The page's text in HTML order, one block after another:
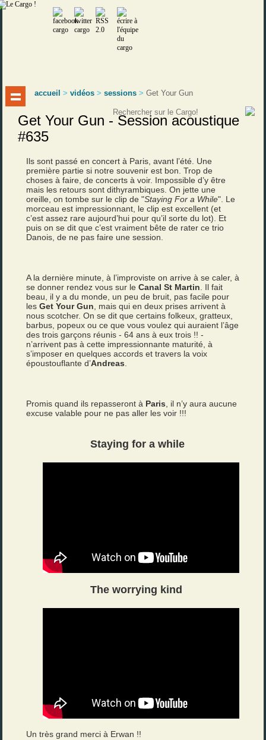
accueil >vidéos >sessions >Get Your Gun
Get Your Gun - Session acoustique
#635
Ils sont passé en concert à Paris, avant l’été. Une
première partie si notre souvenir est bon. Trop de
choses à faire, de concerts à voir. Impossible d’y être
mais les retours sont dithyrambiques. On jette une
oreille, on tombe sur le clip de "Staying For a While". Le
morceau est impressionnant, le clip est excellent (et
c’est assez rare aujourd’hui pour qu’il sorte du lot). Et
puis on se dit que c’est vraiment bête de rater ce trio
Danois, de ne pas faire une session.
A la dernière minute, à l’improviste on arrive à se caler, à
se donner rendez vous sur leCanal St Martin . Il fait
beau, il y a du monde, un peu de bruit, pas facile pour
les Get Your Gun , mais qui en deux prises arrivent à
nous scotcher. On se dit que certains folkeux, gratteux,
barbus, popeux ou ce que vous voulez qui auraient l’âge
des trois garçons réunis - 64 ans à eux trois !! -
n’arrivent pas à cette impressionnante maturité, à
s’imposer en quelques accords et travers la voix
époustouflante d’Andreas
Promis quand ils repasseront à Paris , il n’y aura aucune
excuse valable pour ne pas aller les voir !!!
Staying for a while
The worrying kind
Un très grand merci à Erwan !!